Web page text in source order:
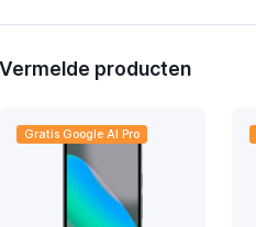
Vermelde producten
Gratis Google AI Pro